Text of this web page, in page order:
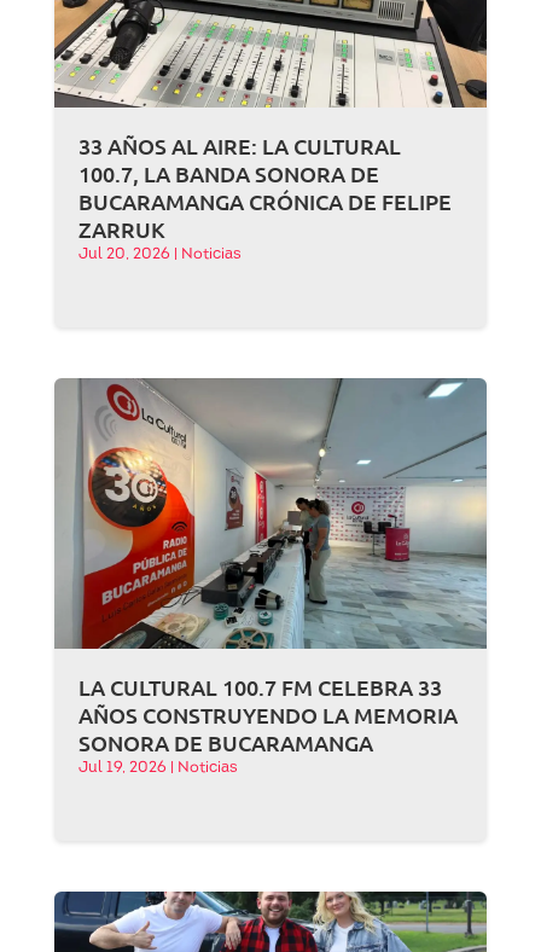
33 AÑOS AL AIRE: LA CULTURAL
100.7, LA BANDA SONORA DE
BUCARAMANGA CRÓNICA DE FELIPE
ZARRUK
Jul 20, 2026 Noticias
LA CULTURAL 100.7 FM CELEBRA 33
AÑOS CONSTRUYENDO LA MEMORIA
SONORA DE BUCARAMANGA
Jul 19, 2026 Noticias